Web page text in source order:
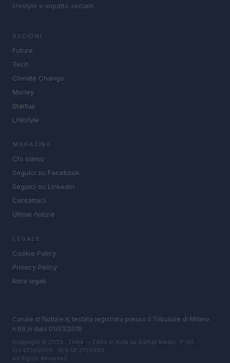
lifestyle e impatto sociale.
SEZIONI
Future
Tech
Climate Change
Money
Startup
Lifestyle
MAGAZINE
Chi siamo
Seguici su Facebook
Seguici su Linkedin
Contattaci
Ultime notizie
LEGALE
Cookie Policy
Privacy Policy
Note legali
Canale di Notizie.it, testata registrata presso il Tribunale di Milano
n.68 in data 01/03/2018
Copyright © 2026 · Think — Edito in Italia da AdHub Media · P.IVA
13542920965 · REA MI 2729933
All Rights Reserved